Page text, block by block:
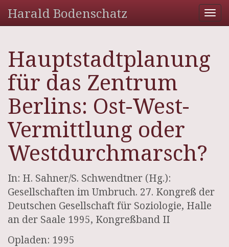
Harald Bodenschatz
Hauptstadtplanung
für das Zentrum
Berlins: Ost-West-
Vermittlung oder
Westdurchmarsch?
In: H. Sahner/S. Schwendtner (Hg.):
Gesellschaften im Umbruch. 27. Kongreß der
Deutschen Gesellschaft für Soziologie, Halle
an der Saale 1995, Kongreßband II
Opladen: 1995